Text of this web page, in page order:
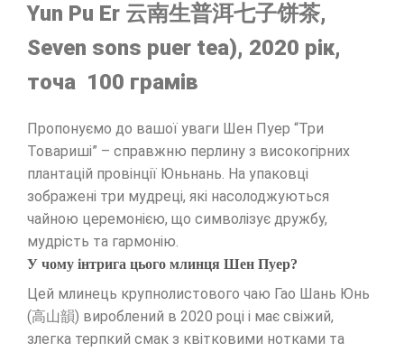
Yun Pu Er 云南生普洱七子饼茶,
Seven sons puer tea), 2020 рік,
точа 100 грамів
Пропонуємо до вашої уваги Шен Пуер “Три
Товариші” – справжню перлину з високогірних
плантацій провінції Юньнань. На упаковці
зображені три мудреці, які насолоджуються
чайною церемонією, що символізує дружбу,
мудрість та гармонію.
У чому інтрига цього млинця Шен Пуер?
Цей млинець крупнолистового чаю Гао Шань Юнь
(高山韻) вироблений в 2020 році і має свіжий,
злегка терпкий смак з квітковими нотками та